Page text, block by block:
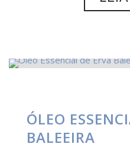
ÓLEO
BALEEIRA